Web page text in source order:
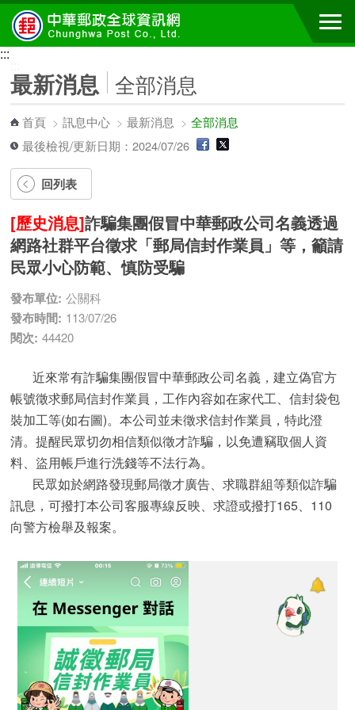
跳到主要內容區塊
:::
最新消息 全部消息
首頁 >訊息中心 >最新消息 >全部消息
最後檢視/更新日期：2024/07/26
回列表
[歷史消息]詐騙集團假冒中華郵政公司名義透過
網路社群平台徵求「郵局信封作業員」等，籲請
民眾小心防範、慎防受騙
發布單位: 公關科
發布時間: 113/07/26
閱次: 44420
近來常有詐騙集團假冒中華郵政公司名義，建立偽官方
帳號徵求郵局信封作業員，工作內容如在家代工、信封袋包
裝加工等(如右圖)。本公司並未徵求信封作業員，特此澄
清。提醒民眾切勿相信類似徵才詐騙，以免遭竊取個人資
料、盜用帳戶進行洗錢等不法行為。
民眾如於網路發現郵局徵才廣告、求職群組等類似詐騙
訊息，可撥打本公司客服專線反映、求證或撥打165、110
向警方檢舉及報案。